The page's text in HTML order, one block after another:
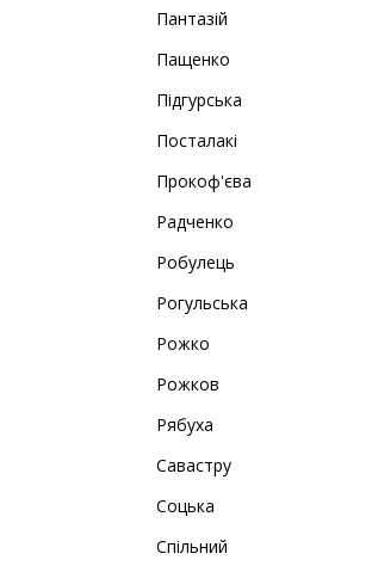
Пантазій
Пащенко
Підгурська
Посталакі
Прокоф'єва
Радченко
Робулець
Рогульська
Рожко
Рожков
Рябуха
Савастру
Соцька
Спільний